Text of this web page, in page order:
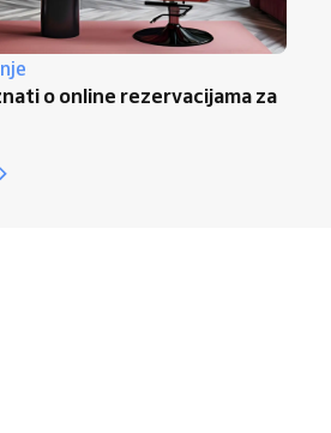
o online rezervacijama za